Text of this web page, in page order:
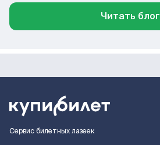
Читать блог
Сервис билетных лазеек